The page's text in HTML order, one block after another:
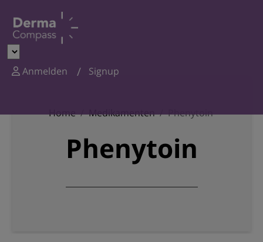
Anmelden Signup
Home Medikamenten Phenytoin
Phenytoin